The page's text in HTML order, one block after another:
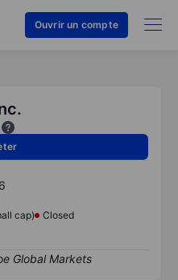
Ouvrir un compte
cap)
Closed